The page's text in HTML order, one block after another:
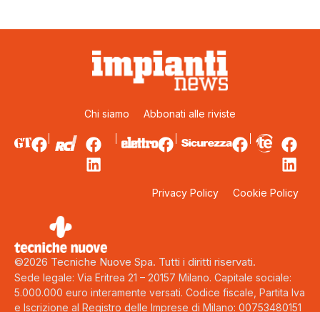
Chi siamo Abbonati alle riviste
Privacy Policy Cookie Policy
©2026 Tecniche Nuove Spa. Tutti i diritti riservati.
Sede legale: Via Eritrea 21 – 20157 Milano. Capitale sociale:
5.000.000 euro interamente versati. Codice fiscale, Partita Iva
e Iscrizione al Registro delle Imprese di Milano: 00753480151